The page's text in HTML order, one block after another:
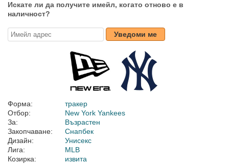
Искате ли да получите имейл, когато отново е в
наличност?
Уведоми ме
Форма:
тракер
Отбор:
New York Yankees
За:
Възрастен
Закопчаване:
Снапбек
Дизайн:
Унисекс
Лига:
MLB
Козирка:
извита